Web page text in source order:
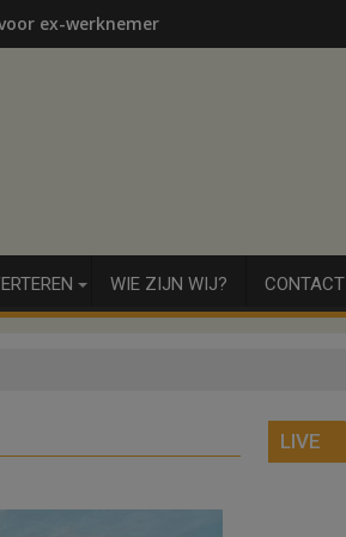
ex-werknemers
WIE ZIJN WIJ? CONTACT
LIVE